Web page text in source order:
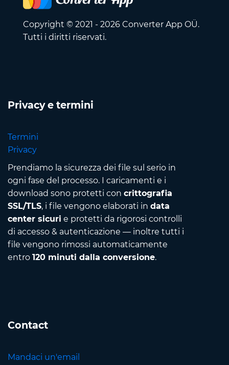
Copyright © 2021 - 2026 Converter App OÜ.
Tutti i diritti riservati.
Privacy e termini
Termini
Privacy
Prendiamo la sicurezza dei file sul serio in
ogni fase del processo. I caricamenti e i
download sono protetti con crittografia
SSL/TLS, i file vengono elaborati in data
center sicuri e protetti da rigorosi controlli
di accesso & autenticazione — inoltre tutti i
file vengono rimossi automaticamente
entro 120 minuti dalla conversione.
Contact
Mandaci un'email